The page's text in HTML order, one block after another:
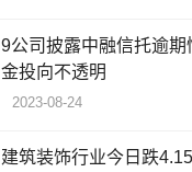
9公司披露中融信托逾期
金投向不透明
2023-08-24
建筑装饰行业今日跌